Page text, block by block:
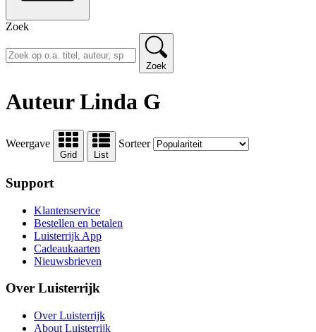
Zoek
Zoek
Auteur Linda G
Weergave
Grid List
Sorteer
Support
Klantenservice
Bestellen en betalen
Luisterrijk App
Cadeaukaarten
Nieuwsbrieven
Over Luisterrijk
Over Luisterrijk
About Luisterrijk